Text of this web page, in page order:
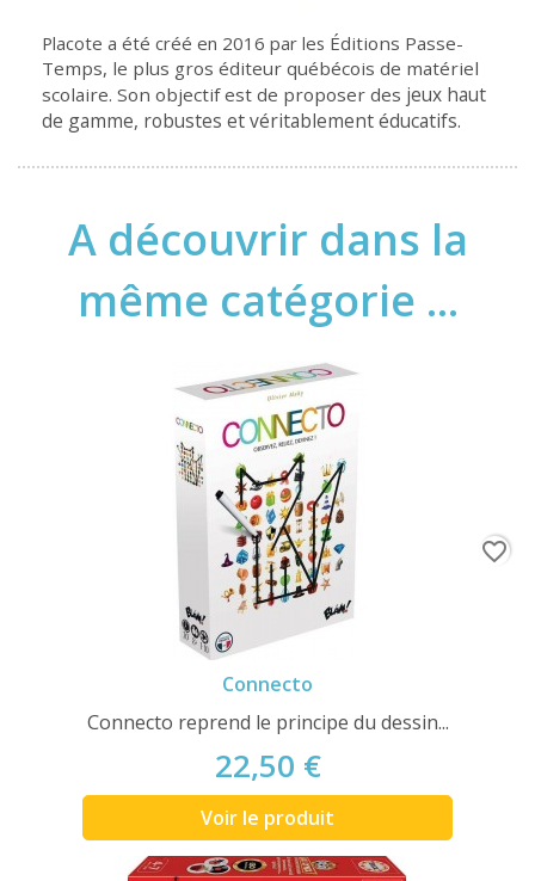
Placote a été créé en 2016 par les Éditions Passe-
Temps, le plus gros éditeur québécois de matériel
scolaire. Son objectif est de proposer des jeux haut
de gamme, robustes et véritablement éducatifs.
A découvrir dans la
même catégorie ...
Connecto
Connecto reprend le principe du dessin...
22,50 €
Voir le produit
favorite_border